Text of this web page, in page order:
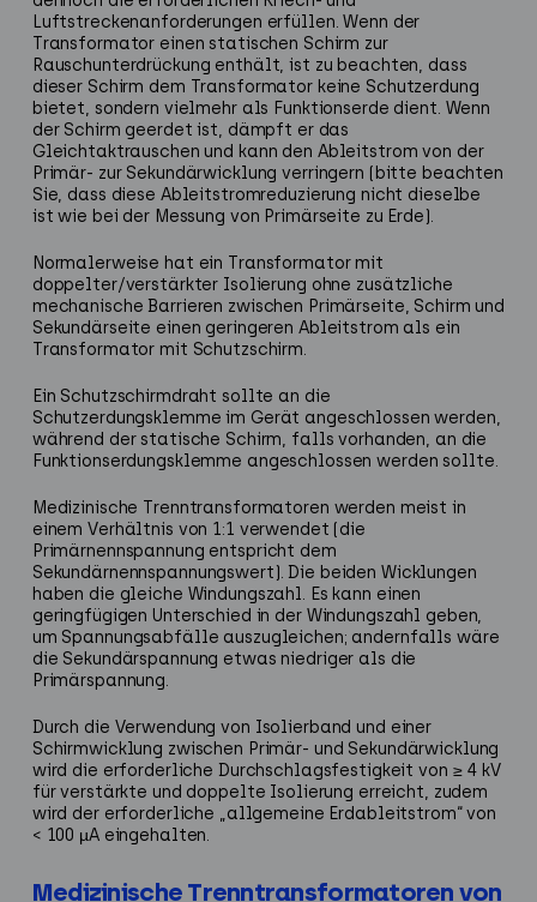
Luftstreckenanforderungen erfüllen. Wenn der
Transformator einen statischen Schirm zur
Rauschunterdrückung enthält, ist zu beachten, dass
dieser Schirm dem Transformator keine Schutzerdung
bietet, sondern vielmehr als Funktionserde dient. Wenn
der Schirm geerdet ist, dämpft er das
Gleichtaktrauschen und kann den Ableitstrom von der
Primär- zur Sekundärwicklung verringern (bitte beachten
Sie, dass diese Ableitstromreduzierung nicht dieselbe
ist wie bei der Messung von Primärseite zu Erde).
Normalerweise hat ein Transformator mit
doppelter/verstärkter Isolierung ohne zusätzliche
mechanische Barrieren zwischen Primärseite, Schirm und
Sekundärseite einen geringeren Ableitstrom als ein
Transformator mit Schutzschirm.
Ein Schutzschirmdraht sollte an die
Schutzerdungsklemme im Gerät angeschlossen werden,
während der statische Schirm, falls vorhanden, an die
Funktionserdungsklemme angeschlossen werden sollte.
Medizinische Trenntransformatoren werden meist in
einem Verhältnis von 1:1 verwendet (die
Primärnennspannung entspricht dem
Sekundärnennspannungswert). Die beiden Wicklungen
haben die gleiche Windungszahl. Es kann einen
geringfügigen Unterschied in der Windungszahl geben,
um Spannungsabfälle auszugleichen; andernfalls wäre
die Sekundärspannung etwas niedriger als die
Primärspannung.
Durch die Verwendung von Isolierband und einer
Schirmwicklung zwischen Primär- und Sekundärwicklung
wird die erforderliche Durchschlagsfestigkeit von ≥ 4 kV
für verstärkte und doppelte Isolierung erreicht, zudem
wird der erforderliche „allgemeine Erdableitstrom“ von
< 100 µA eingehalten.
Medizinische Trenntransformatoren von